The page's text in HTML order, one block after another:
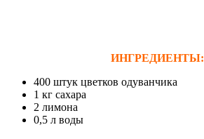
ИНГРЕДИЕНТЫ:
400 штук цветков одуванчика
1 кг сахара
2 лимона
0,5 л воды